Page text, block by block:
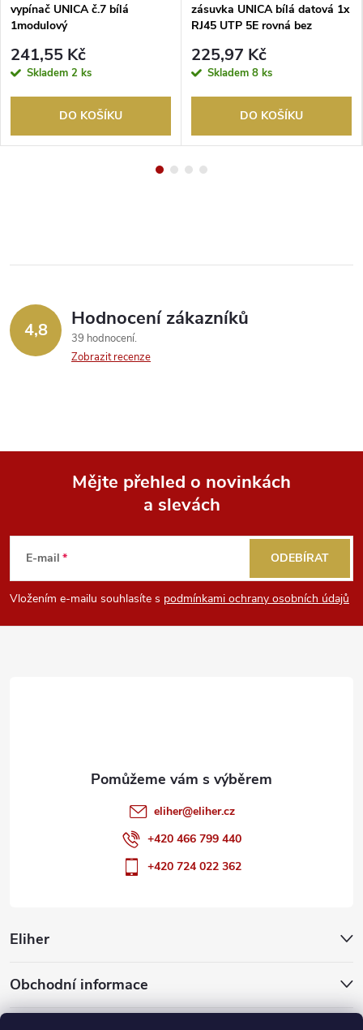
vypínač UNICA č.7 bílá
1modulový
241,55 Kč
Skladem 2 ks
DO KOŠÍKU
zásuvka UNICA bílá datová 1x
RJ45 UTP 5E rovná bez
225,97 Kč
Skladem 8 ks
DO KOŠÍKU
4,8 Hodnocení zákazníků
39 hodnocení
Zobrazit recenze
p
Mějte přehled o novinkách
a slevách
E-mail
Vložením e-mailu souhlasíte s podmínkami ochrany osobních údajů
ODEBÍRAT
Eliher
Obchodní informace
eliher@eliher.cz
+420 466 799 440
+420 724 022 362